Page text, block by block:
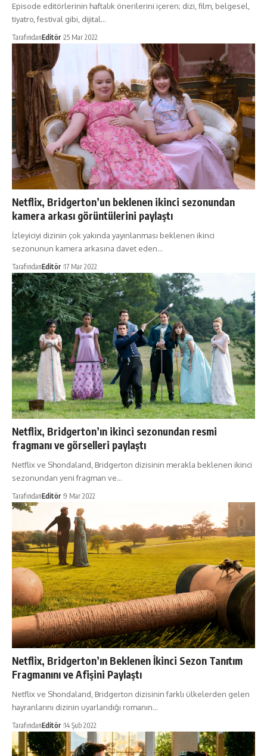
Episode editörlerinin haftalık önerilerini içeren; dizi, film, belgesel,
tiyatro, festival gibi, dijital…
TarafındanEditör 25 Mar 2022
Netflix, Bridgerton’un beklenen ikinci sezonundan
kamera arkası görüntülerini paylaştı
İzleyiciyi dizinin çok yakında yayınlanması beklenen ikinci
sezonunun kamera arkasına davet eden…
TarafındanEditör 17 Mar 2022
Netflix, Bridgerton’ın ikinci sezonundan resmi
fragmanı ve görselleri paylaştı
Netflix ve Shondaland, Bridgerton dizisinin merakla beklenen ikinci
sezonundan yeni fragman ve…
TarafındanEditör 9 Mar 2022
Netflix, Bridgerton’ın Beklenen İkinci Sezon Tanıtım
Fragmanını ve Afişini Paylaştı
Netflix ve Shondaland, Bridgerton dizisinin farklı ülkelerden gelen
hayranlarını dizinin uyarlandığı romanın…
TarafındanEditör 14 Şub 2022